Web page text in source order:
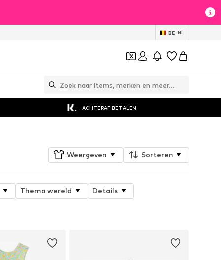
BE NL
ACHTERAF BETALEN
Weergeven Sorteren
Thema wereld
Details